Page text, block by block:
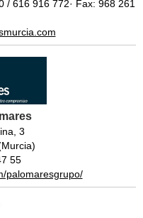
/ 616 916 772· Fax: 968 261
3
55
palomaresgrupo/